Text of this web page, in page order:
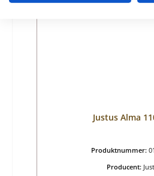
Justus Alma
Produktnummer:
Producent: